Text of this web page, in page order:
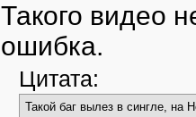
Такого видео
ошибка.
Цитата:
Такой баг вылез в сингле, на